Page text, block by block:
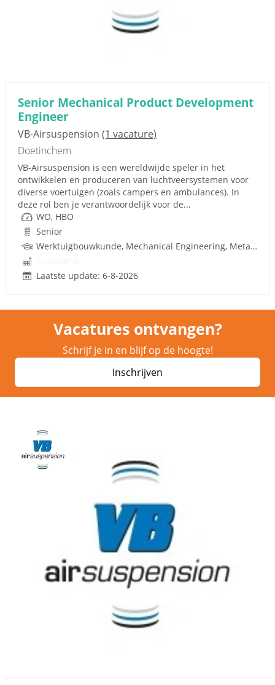
Senior Mechanical Product Development
Engineer
VB-Airsuspension (1 vacature)
Doetinchem
VB-Airsuspension is een wereldwijde speler in het
ontwikkelen en produceren van luchtveersystemen voor
diverse voertuigen (zoals campers en ambulances). In
deze rol ben je verantwoordelijk voor de...
WO, HBO
Senior
Werktuigbouwkunde, Mechanical Engineering, Metaal, Techniek
Laatste update: 6-8-2026
Vacatures ontvangen?
Schrijf je in en blijf op de hoogte!
Inschrijven